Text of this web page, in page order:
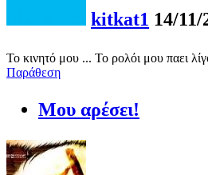
kitkat1 14/11/
Το κινητό μου ... Το ρολόι μου παει
Παράθεση
Μου αρέσει!